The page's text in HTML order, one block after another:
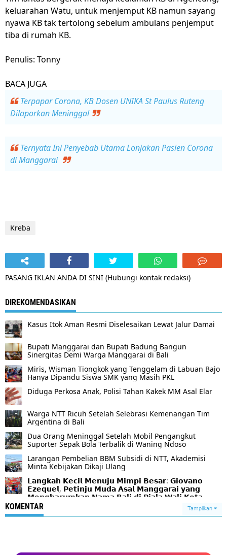
keluarahan Watu, untuk menjemput KB namun sayang
nyawa KB tak tertolong sebelum ambulans penjemput
tiba di rumah KB.
Penulis: Tonny
BACA JUGA
Terpapar Corona, KB Dosen UNIKA St Paulus Ruteng
Dilaporkan Meninggal
Ternyata Ini Penyebab Utama Lonjakan Pasien Corona
di Manggarai
Kreba
PASANG IKLAN ANDA DI SINI (Hubungi kontak redaksi)
DIREKOMENDASIKAN
Kasus Itok Aman Resmi Diselesaikan Lewat Jalur Damai
Bupati Manggarai dan Bupati Badung Bangun
Sinergitas Demi Warga Manggarai di Bali
Miris, Wisman Tiongkok yang Tenggelam di Labuan Bajo
Hanya Dipandu Siswa SMK yang Masih PKL
Diduga Perkosa Anak, Polisi Tahan Kakek MM Asal Elar
Warga NTT Ricuh Setelah Selebrasi Kemenangan Tim
Argentina di Bali
Dua Orang Meninggal Setelah Mobil Pengangkut
Suporter Sepak Bola Terbalik di Waning Ndoso
Larangan Pembelian BBM Subsidi di NTT, Akademisi
Minta Kebijakan Dikaji Ulang
𝗟𝗮𝗻𝗴𝗸𝗮𝗵 𝗞𝗲𝗰𝗶𝗹 𝗠𝗲𝗻𝘂𝗷𝘂 𝗠𝗶𝗺𝗽𝗶 𝗕𝗲𝘀𝗮𝗿: 𝗚𝗶𝗼𝘃𝗮𝗻𝗼
𝗘𝘇𝗲𝗾𝘂𝗲𝗹, 𝗣𝗲𝘁𝗶𝗻𝗷𝘂 𝗠𝘂𝗱𝗮 𝗔𝘀𝗮𝗹 𝗠𝗮𝗻𝗴𝗴𝗮𝗿𝗮𝗶 𝘆𝗮𝗻𝗴
𝗠𝗲𝗻𝗴𝗵𝗮𝗿𝘂𝗺𝗸𝗮𝗻 𝗡𝗮𝗺𝗮 𝗕𝗮𝗹𝗶 𝗱𝗶 𝗣𝗶𝗮𝗹𝗮 𝗪𝗮𝗹𝗶 𝗞𝗼𝘁𝗮
𝗦𝘂𝗿𝗮𝗯𝗮𝘆𝗮 𝟮𝟬𝟮𝟲
KOMENTAR Tampilkan